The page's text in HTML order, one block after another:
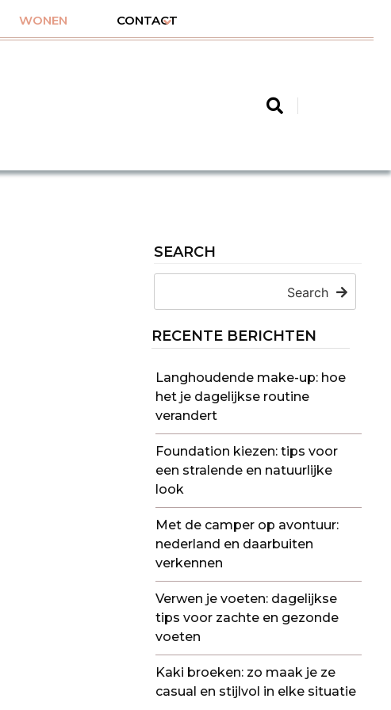
WONEN CONTACT
SEARCH
Search
RECENTE BERICHTEN
Langhoudende make-up: hoe
het je dagelijkse routine
verandert
Foundation kiezen: tips voor
een stralende en natuurlijke
look
Met de camper op avontuur:
nederland en daarbuiten
verkennen
Verwen je voeten: dagelijkse
tips voor zachte en gezonde
voeten
Kaki broeken: zo maak je ze
casual en stijlvol in elke situatie